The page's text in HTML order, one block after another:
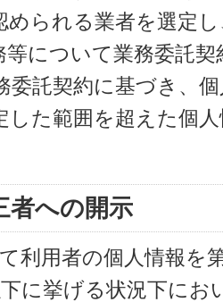
められる業者を選定
等について業務委託
委託契約に基づき、
した範囲を超えた個
者への開示
利用者の個人情報を
に挙げる状況下にお